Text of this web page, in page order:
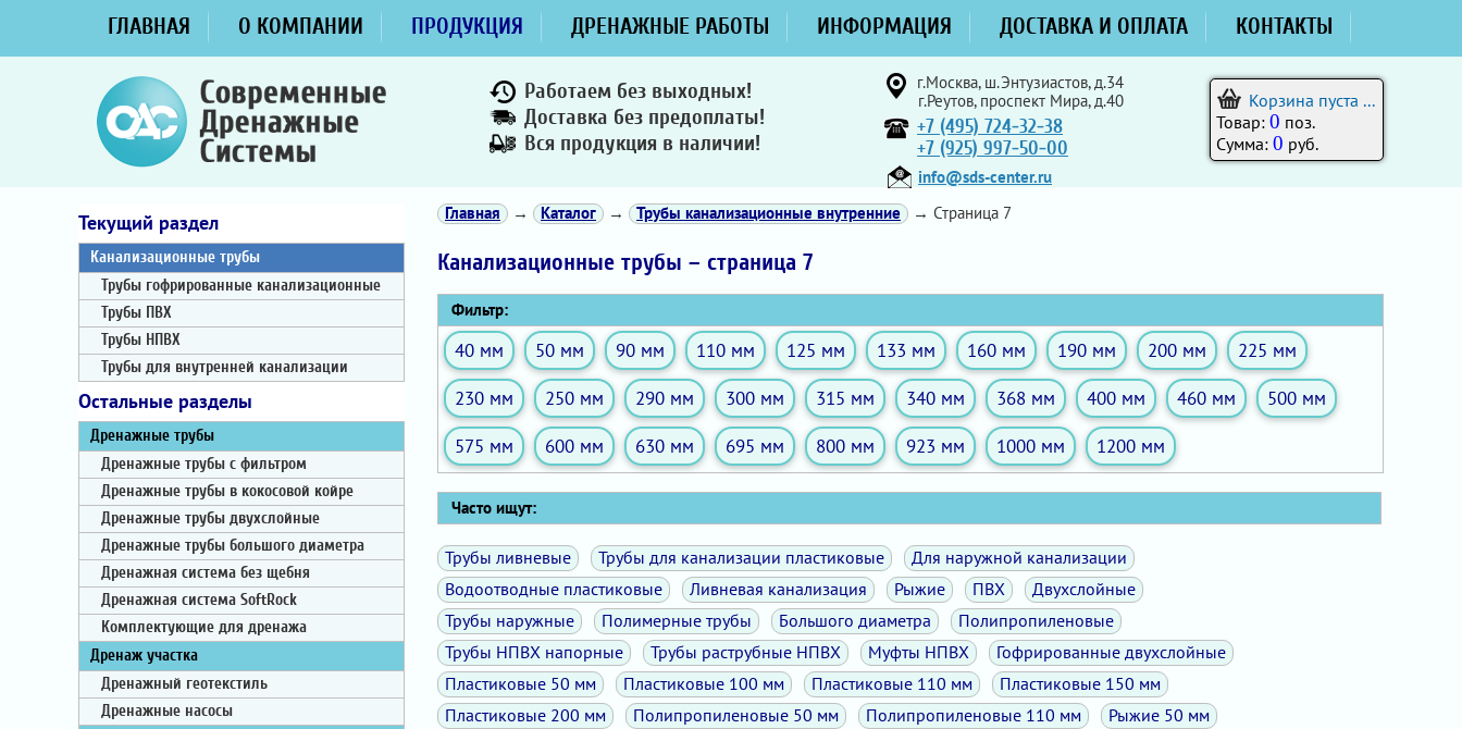
ГЛАВНАЯ О КОМПАНИИ ПРОДУКЦИЯ ДРЕНАЖНЫЕ РАБОТЫ ИНФОРМАЦИЯ ДОСТАВКА И ОПЛАТА КОНТАКТЫ
Работаем без выходных!
Доставка без предоплаты!
Вся продукция в наличии!
г.Москва, ш.Энтузиастов, д.34
г.Реутов, проспект Мира, д.40
+7 (495) 724-32-38
+7 (925) 997-50-00
info@sds-center.ru
Корзина пуста ...
Товар: 0 поз.
Сумма: 0 руб.
Текущий раздел
Канализационные трубы
Трубы гофрированные канализационные
Трубы ПВХ
Трубы НПВХ
Трубы для внутренней канализации
Остальные разделы
Дренажные трубы
Дренажные трубы с фильтром
Дренажные трубы в кокосовой койре
Дренажные трубы двухслойные
Дренажные трубы большого диаметра
Дренажная система без щебня
Дренажная система SoftRock
Комплектующие для дренажа
Дренаж участка
Дренажный геотекстиль
Дренажные насосы
Главная → Каталог → Трубы канализационные внутренние → Страница 7
Канализационные трубы – страница 7
Фильтр:
40 мм 50 мм 90 мм 110 мм 125 мм 133 мм 160 мм 190 мм 200 мм
225 мм
230 мм
250 мм 290 мм 300 мм 315 мм 340 мм 368 мм 400 мм 460 мм
500 мм
575 мм
600 мм 630 мм 695 мм 800 мм 923 мм 1000 мм 1200 мм
Часто ищут:
Трубы ливневые Трубы для канализации пластиковые
Для наружной канализации
Водоотводные пластиковые
Ливневая канализация Рыжие ПВХ
Двухслойные
Трубы наружные
Полимерные трубы Большого диаметра
Полипропиленовые
Трубы НПВХ напорные
Трубы раструбные НПВХ Муфты НПВХ
Гофрированные двухслойные
Пластиковые 50 мм
Пластиковые 100 мм Пластиковые 110 мм
Пластиковые 150 мм
Пластиковые 200 мм
Полипропиленовые 50 мм Полипропиленовые 110 мм
Рыжие 50 мм